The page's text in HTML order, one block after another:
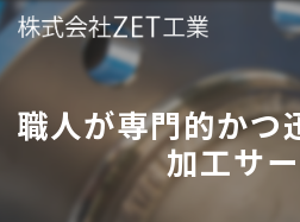
職人が専門的かつ
加工サ